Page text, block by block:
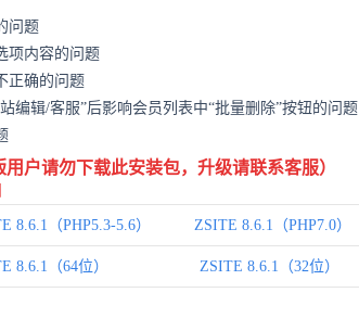
问题
项内容的问题
正确的问题
编辑/客服”后影响会员列表中“批量删除”按钮的问题
用户请勿下载此安装包，升级请联系客服）
8.6.1（PHP5.3-5.6） ZSITE 8.6.1（PHP7.0）
8.6.1（64位） ZSITE 8.6.1（32位）